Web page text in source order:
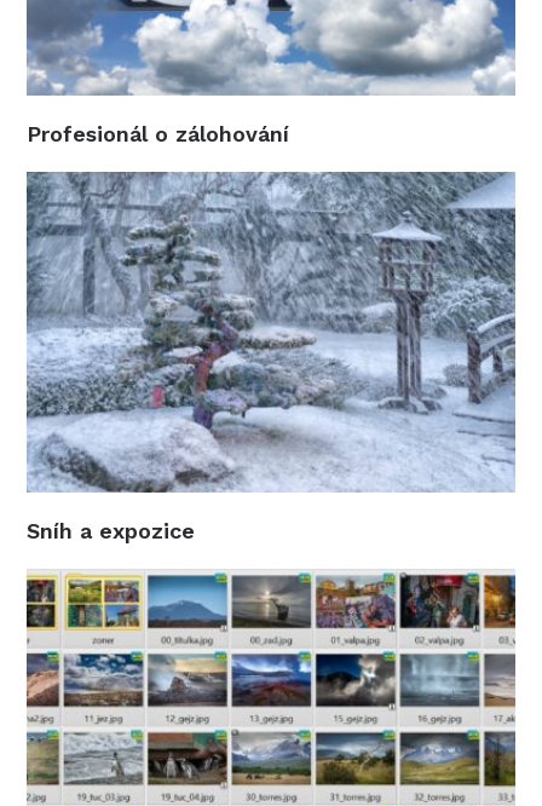
Profesionál o zálohování
Sníh a expozice